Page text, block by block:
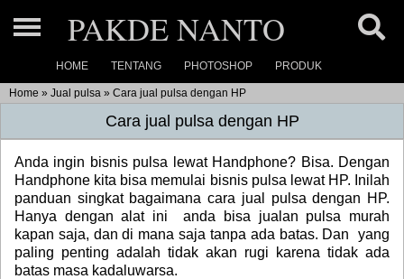
Home
Photoshop
Ukuran Photo »
Link
Link
Photoshop dasar
Photoshop basic »
Product Link
Product (1)
Product (2)
Product Catalog
PAKDE NANTO
HOME TENTANG PHOTOSHOP PRODUK
Home » Jual pulsa » Cara jual pulsa dengan HP
Cara jual pulsa dengan HP
Anda ingin bisnis pulsa lewat Handphone? Bisa. Dengan
Handphone kita bisa memulai bisnis pulsa lewat HP. Inilah
panduan singkat bagaimana cara jual pulsa dengan HP.
Hanya dengan alat ini anda bisa jualan pulsa murah
kapan saja, dan di mana saja tanpa ada batas. Dan yang
paling penting adalah tidak akan rugi karena tidak ada
batas masa kadaluwarsa.